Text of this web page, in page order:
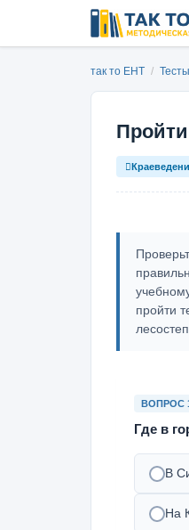
так то ЕНТ / Тесты
пройти
ВОПРОС
Где в
В
На